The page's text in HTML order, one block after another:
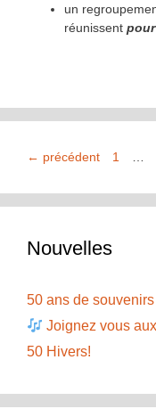
un
réunissent
← précédent Page
1
Nouvelles
50 ans de souvenirs
Joignez vous
50 Hivers!